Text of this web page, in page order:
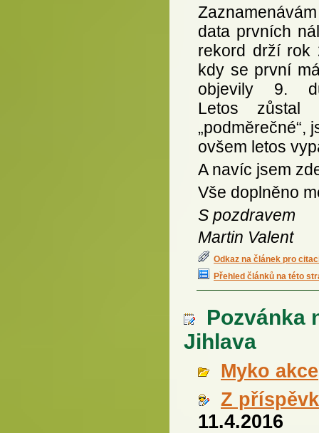
data prvních
rekord drží rok
kdy se první
objevily 9.
Letos zůstal
„podměrečné“,
ovšem letos
A navíc jsem
Vše doplněno
S pozdravem
Martin Valent
Odkaz na článek pro
Přehled článků na této
Pozvánka
Jihlava
Myko akce
Z
11.4.2016